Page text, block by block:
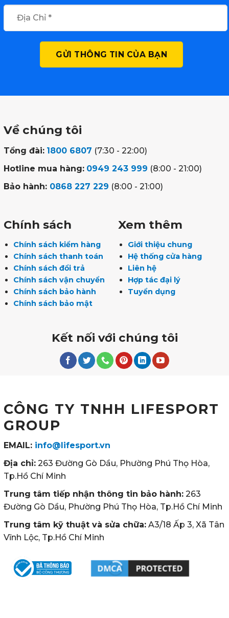
Về chúng tôi
Tổng đài: 1800 6807 (7:30 - 22:00)
Hotline mua hàng: 0949 243 999 (8:00 - 21:00)
Bảo hành: 0868 227 229 (8:00 - 21:00)
Chính sách
Chính sách kiểm hàng
Chính sách thanh toán
Chính sách đổi trả
Chính sách vận chuyển
Chính sách bảo hành
Chính sách bảo mật
Xem thêm
Giới thiệu chung
Hệ thống cửa hàng
Liên hệ
Hợp tác đại lý
Tuyển dụng
Kết nối với chúng tôi
CÔNG TY TNHH LIFESPORT
GROUP
EMAIL: info@lifesport.vn
Địa chỉ: 263 Đường Gò Dầu, Phường Phú Thọ Hòa,
Tp.Hồ Chí Minh
Trung tâm tiếp nhận thông tin bảo hành: 263
Đường Gò Dầu, Phường Phú Thọ Hòa, Tp.Hồ Chí Minh
Trung tâm kỹ thuật và sửa chữa: A3/18 Ấp 3, Xã Tân
Vĩnh Lộc, Tp.Hồ Chí Minh